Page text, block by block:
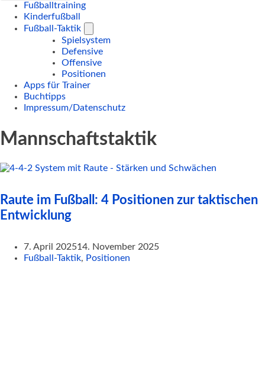
Fußballtraining
Kinderfußball
Fußball-Taktik
Spielsystem
Defensive
Offensive
Positionen
Apps für Trainer
Buchtipps
Impressum/Datenschutz
Mannschaftstaktik
Raute im Fußball: 4 Positionen zur taktischen
Entwicklung
7. April 202514. November 2025
Fußball-Taktik, Positionen